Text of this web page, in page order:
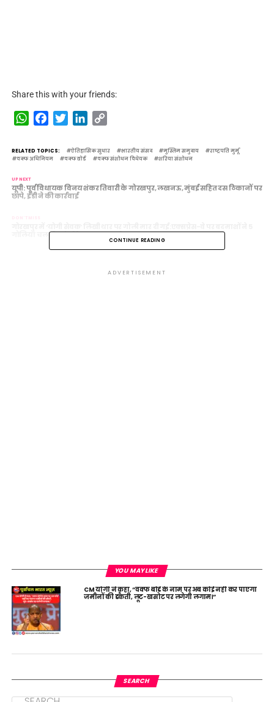
Share this with your friends:
WhatsAppFacebookTwitterLinkedIn
RELATED TOPICS: ऐतिहासिक सुधार भारतीय संसद मुस्लिम समुदाय
राष्ट्रपति मुर्मू
वक्फ अधिनियम
वक्फ बोर्ड वक्फ संशोधन विधेयक शरिया संशोधन
UP NEXT
यूपी: पूर्व विधायक विनय शंकर तिवारी के गोरखपुर, लखनऊ, मुंबई सहित दस ठिकानों पर
छापे, ईडी ने की कार्रवाई
गोलियां चलाई; मां-बेटे बाल-बाल बचे’
CONTINUE READING
ADVERTISEMENT
YOU MAY LIKE
CM योगी ने कहा, “वक्फ बोर्ड के नाम पर अब कोई नहीं कर पाएगा
जमीनों की डकैती, लूट-खसोट पर लगेगी लगाम।”
SEARCH